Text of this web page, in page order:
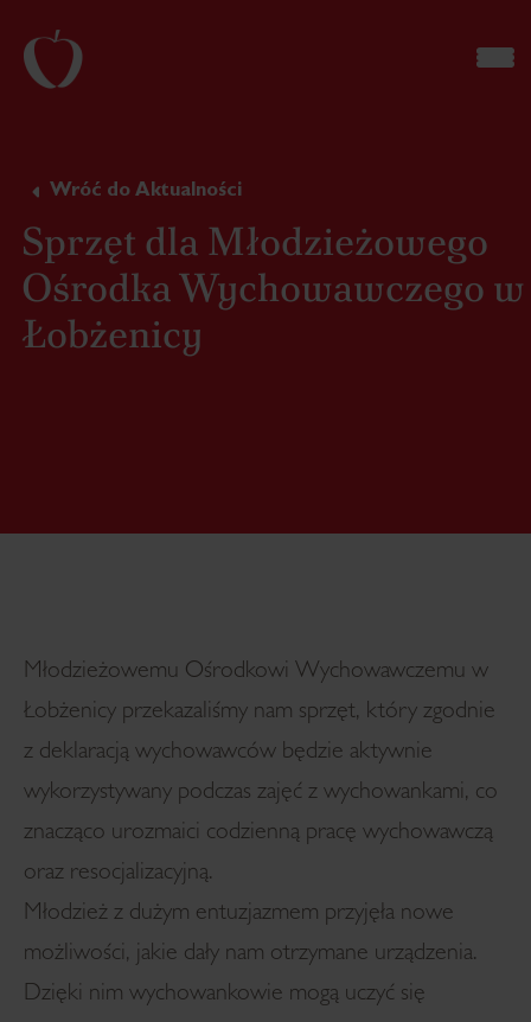
Wróć do Aktualności
Sprzęt dla Młodzieżowego
Ośrodka Wychowawczego w
Łobżenicy
Młodzieżowemu Ośrodkowi Wychowawczemu w
Łobżenicy przekazaliśmy nam sprzęt, który zgodnie
z deklaracją wychowawców będzie aktywnie
wykorzystywany podczas zajęć z wychowankami, co
znacząco urozmaici codzienną pracę wychowawczą
oraz resocjalizacyjną.
Młodzież z dużym entuzjazmem przyjęła nowe
możliwości, jakie dały nam otrzymane urządzenia.
Dzięki nim wychowankowie mogą uczyć się